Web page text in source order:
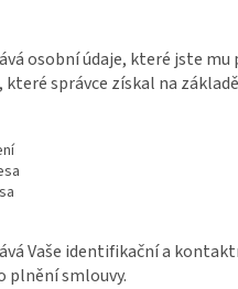
osobní údaje, které jste
které správce získal na
Vaše identifikační a
plnění smlouvy.